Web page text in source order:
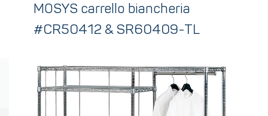
MOSYS carrello biancheria
#CR50412 & SR60409-TL